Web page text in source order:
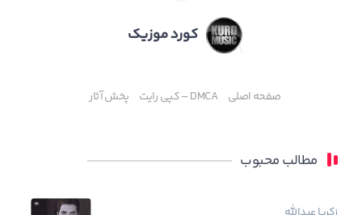
کورد موزیک
صفحه اصلی DMCA – کپی رایت پخش آثار
مطالب محبوب